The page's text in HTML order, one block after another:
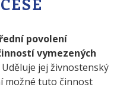
povolení
vymezených
Uděluje jej živnostenský
možné tuto činnost